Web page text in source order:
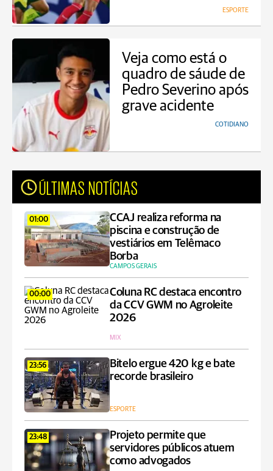
ESPORTE
Veja como está o
quadro de sáude de
Pedro Severino após
grave acidente
COTIDIANO
ÚLTIMAS NOTÍCIAS
01:00
CCAJ realiza reforma na
piscina e construção de
vestiários em Telêmaco
Borba
CAMPOS GERAIS
00:00
Coluna RC destaca encontro
da CCV GWM no Agroleite
2026
MIX
23:56
Bitelo ergue 420 kg e bate
recorde brasileiro
ESPORTE
23:48
Projeto permite que
servidores públicos atuem
como advogados